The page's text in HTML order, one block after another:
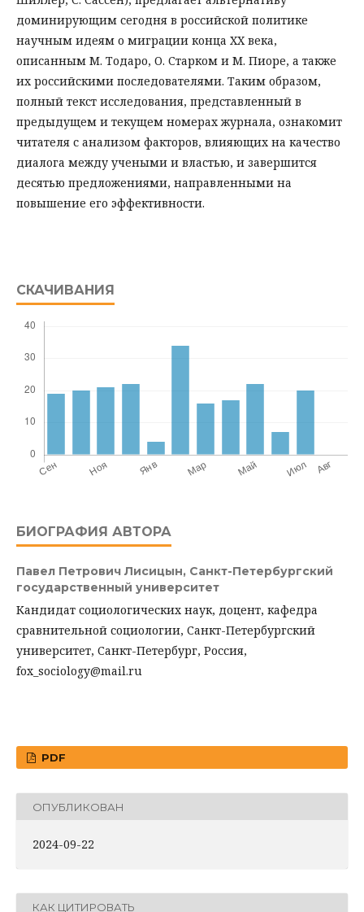
доминирующим сегодня в российской политике
научным идеям о миграции конца XX века,
описанным М. Тодаро, О. Старком и М. Пиоре, а также
их российскими последователями. Таким образом,
полный текст исследования, представленный в
предыдущем и текущем номерах журнала, ознакомит
читателя с анализом факторов, влияющих на качество
диалога между учеными и властью, и завершится
десятью предложениями, направленными на
повышение его эффективности.
СКАЧИВАНИЯ
БИОГРАФИЯ АВТОРА
Павел Петрович Лисицын, Санкт-Петербургский
государственный университет
Кандидат социологических наук, доцент, кафедра
сравнительной социологии, Санкт-Петербургский
университет, Санкт-Петербург, Россия,
fox_sociology@mail.ru
PDF
ОПУБЛИКОВАН
2024-09-22
КАК ЦИТИРОВАТЬ